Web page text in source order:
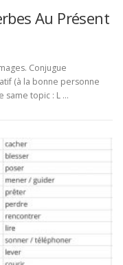
Au Présent
Conjugue
(à la bonne personne
same topic : L …